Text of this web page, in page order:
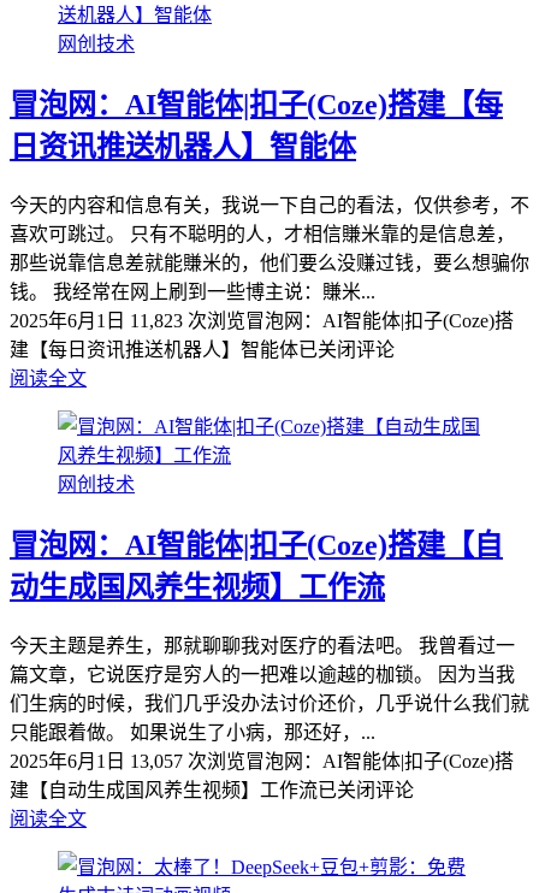
网创技术
冒泡网：AI智能体|扣子(Coze)搭建【每
日资讯推送机器人】智能体
今天的内容和信息有关，我说一下自己的看法，仅供参考，不
喜欢可跳过。 只有不聪明的人，才相信賺米靠的是信息差，
那些说靠信息差就能賺米的，他们要么没赚过钱，要么想骗你
钱。 我经常在网上刷到一些博主说：賺米...
2025年6月1日 11,823 次浏览冒泡网：AI智能体|扣子(Coze)搭
建【每日资讯推送机器人】智能体已关闭评论
阅读全文
网创技术
冒泡网：AI智能体|扣子(Coze)搭建【自
动生成国风养生视频】工作流
今天主题是养生，那就聊聊我对医疗的看法吧。 我曾看过一
篇文章，它说医疗是穷人的一把难以逾越的枷锁。 因为当我
们生病的时候，我们几乎没办法讨价还价，几乎说什么我们就
只能跟着做。 如果说生了小病，那还好，...
2025年6月1日 13,057 次浏览冒泡网：AI智能体|扣子(Coze)搭
建【自动生成国风养生视频】工作流已关闭评论
阅读全文